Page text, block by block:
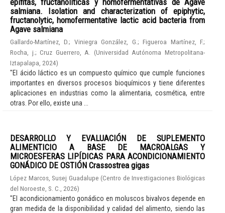
salmiana. Isolation and characterization of epiphytic,
fructanolytic, homofermentative lactic acid bacteria from
Agave salmiana
Gallardo-Martínez, D.; Viniegra González, G. ;Figueroa Martínez, F.;
Rocha, j. ;Cruz Guerrero, A. (Universidad Autónoma Metropolitana-
Iztapalapa 2024)
"El ácido láctico es un compuesto químico que cumple funciones
importantes en diversos procesos bioquímicos y tiene diferentes
aplicaciones en industrias como la alimentaria, cosmética, entre
otras. Por ello, existe una ...
DESARROLLO Y EVALUACIÓN DE SUPLEMENTO
ALIMENTICIO A BASE DE MACROALGAS Y
MICROESFERAS LIPÍDICAS PARA ACONDICIONAMIENTO
GONÁDICO DE OSTIÓN Crassostrea gigas
López Marcos, Susej Guadalupe (Centro de Investigaciones Biológicas
del Noroeste, S. C.
2026)
"El acondicionamiento gonádico en moluscos bivalvos depende en
gran medida de la disponibilidad y calidad del alimento, siendo las